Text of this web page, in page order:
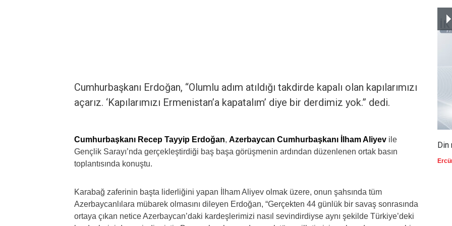
Cumhurbaşkanı Erdoğan, “Olumlu adım atıldığı takdirde kapalı olan kapılarımızı
açarız. ‘Kapılarımızı Ermenistan’a kapatalım’ diye bir derdimiz yok.” dedi.
Cumhurbaşkanı Recep Tayyip Erdoğan, Azerbaycan Cumhurbaşkanı İlham Aliyev ile
Gençlik Sarayı’nda gerçekleştirdiği baş başa görüşmenin ardından düzenlenen ortak basın
toplantısında konuştu.
Karabağ zaferinin başta liderliğini yapan İlham Aliyev olmak üzere, onun şahsında tüm
Azerbaycanlılara mübarek olmasını dileyen Erdoğan, “Gerçekten 44 günlük bir savaş sonrasında
ortaya çıkan netice Azerbaycan’daki kardeşlerimizi nasıl sevindirdiyse aynı şekilde Türkiye’deki
Din